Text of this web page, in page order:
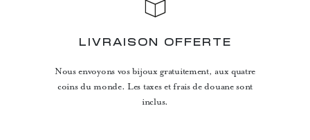
LIVRAISON OFFERTE
Nous envoyons vos bijoux gratuitement, aux quatre
coins du monde. Les taxes et frais de douane sont
inclus.